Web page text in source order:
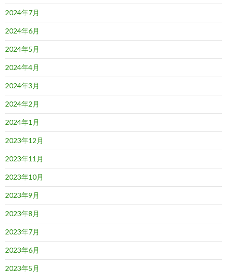
2024年7月
2024年6月
2024年5月
2024年4月
2024年3月
2024年2月
2024年1月
2023年12月
2023年11月
2023年10月
2023年9月
2023年8月
2023年7月
2023年6月
2023年5月